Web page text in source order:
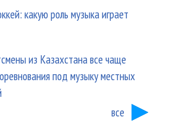
какую роль музыка играет
из Казахстана все чаще
под музыку местных
все